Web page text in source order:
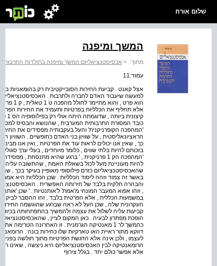
שלום אורח
המשך ומיפנה
מתוך: > אכסיסטנציאליזם המשך ומיפנה בתולדות התרבות
עמוד:11
אצל קאנט . קביעת החירות הסובייקטיבית רק
למעשה שיעבוד האדם לחברה ולתרבות . האכסיסטנציאליזם
הוא פרט
אלא תחליף את הכלליות בפרטיות ותעמיד את החירות
כובד המסורת התרבותית המערבית , שהנושא והבסיס
'המהפכה הקופרניקנית' והעל בעקבותיה מפסידים את
כך , שאין אנו יכולים לראות עוד את הפרטיות , ואין אנו
בזכותם להיות בלתי שווים , כלומר מיוחדים , בעלי ערך
'המהפכה הק 1 פרניקנית , ' ברגע שהיא מתנסחת ,
להיות מעוניינת מעל לכול בשאלת האמת , שהתשובה עליה
שהאכסיסטנציאליזם כזרם פילוסופי מאופיין בעיקר בכך ,
באשר זה צמוד וזהה ליסוד הכלליות . שכן הכלליות היא
והבהרה חלקית בלבד של חירותה האפשרית .
, וזהו אפוא המעבר המונחי מ'אמת' ל'אותנטיות . ' שכן
במשמעות הכללית , אלא הפרטית בלבד . זהו ההסבר
העקרונית שלה , שכן העל לא ראה שברגע שהוגשמה
קביעות עליה לשלול את עצמה ולהמשיך בהתפתחותה
הופכת מפתרון לבעיה . כאן המקום לציין ,
כהמשך לר 1 מאנטיקה הגרמנית . זו האחרונה
דווקא מתור ראיית האו טארקיות שלו כחירות בונה .
לעצמו , ולכן אינה אלא הדגשת הפרטיות מתוך חולשה בפני
הרומאנטיקה לבין האכסיסטנציאליזם היא ניצשה , שאינו
אלא אפשר כולם יחד . בגלל צירוף